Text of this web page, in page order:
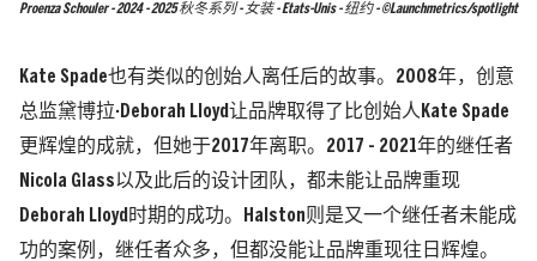
Proenza Schouler - 2024 - 2025 秋冬系列 - 女装 - Etats-Unis - 纽约 - ©Launchmetrics/spotlight
Kate Spade也有类似的创始人离任后的故事。2008年，创意
总监黛博拉·Deborah Lloyd让品牌取得了比创始人Kate Spade
更辉煌的成就，但她于2017年离职。2017 - 2021年的继任者
Nicola Glass以及此后的设计团队，都未能让品牌重现
Deborah Lloyd时期的成功。Halston则是又一个继任者未能成
功的案例，继任者众多，但都没能让品牌重现往日辉煌。